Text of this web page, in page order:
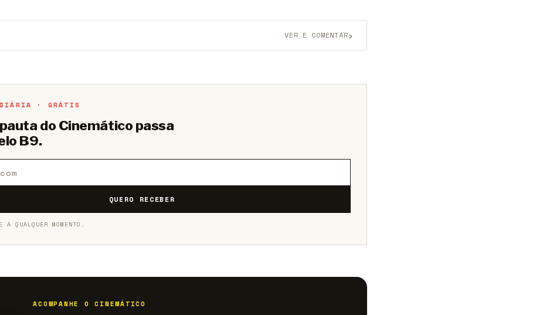
VER E COMENTAR›
DIÁRIA · GRÁTIS
do Cinemático passa
B9.
QUERO RECEBER
A QUALQUER MOMENTO.
ACOMPANHE O CINEMÁTICO